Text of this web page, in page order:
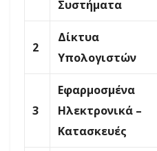
Συστήματα
2
Δίκτυα
Υπολογιστών
3
Εφαρμοσμένα
Ηλεκτρονικά –
Κατασκευές